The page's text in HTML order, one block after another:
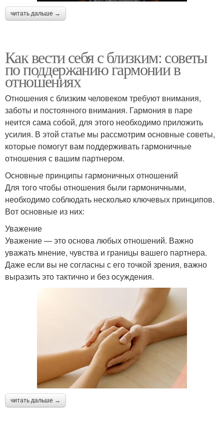
читать дальше →
Как вести себя с близким: советы
по поддержанию гармонии в
отношениях
Отношения с близким человеком требуют внимания,
заботы и постоянного внимания. Гармония в паре
неится сама собой, для этого необходимо приложить
усилия. В этой статье мы рассмотрим основные советы,
которые помогут вам поддерживать гармоничные
отношения с вашим партнером.
Основные принципы гармоничных отношений
Для того чтобы отношения были гармоничными,
необходимо соблюдать несколько ключевых принципов.
Вот основные из них:
Уважение
Уважение — это основа любых отношений. Важно
уважать мнение, чувства и границы вашего партнера.
Даже если вы не согласны с его точкой зрения, важно
выразить это тактично и без осуждения.
читать дальше →